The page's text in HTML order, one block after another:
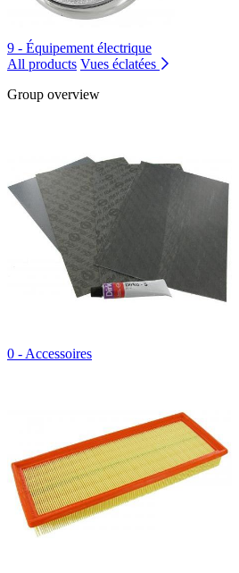
9 - Équipement électrique
All products Vues éclatées
Group overview
0 - Accessoires